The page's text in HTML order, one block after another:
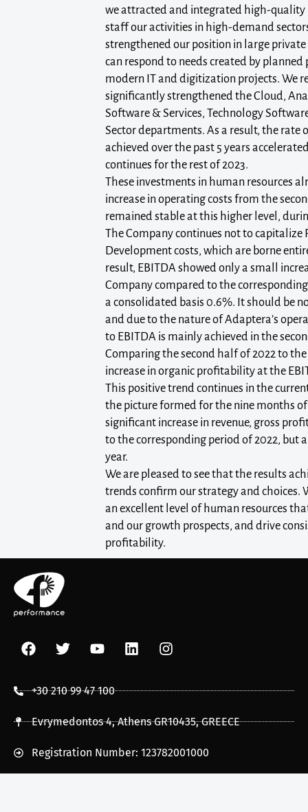
we attracted and integrated high-quality
staff our activities in high-demand
strengthened our position in large private
can respond to needs created by
modern IT and digitization projects. We
significantly strengthened the Cloud,
Software & Services, Technology
Sector departments. As a result, the rate
achieved over the past 5 years
continues for the rest of 2023.
These investments in human resources
increase in operating costs from the
remained stable at this higher level,
The Company continues not to capitalize
Development costs, which are borne
result, EBITDA showed only a small
Company compared to the
a consolidated basis 0.6%. It should be
and due to the nature of Adaptera’s
to EBITDA is mainly achieved in the
Comparing the second half of 2022 to
increase in organic profitability at the
This positive trend continues in the
the picture formed for the nine months of
significant increase in revenue, gross
to the corresponding period of 2022, but
year.
We are pleased to see that the results
trends confirm our strategy and choices.
an excellent level of human resources
and our growth prospects, and drive
profitability.
+30 210 99 47 100
Evrymedontos 4, Athens GR10435, GREECE
Registration Number: 123782001000